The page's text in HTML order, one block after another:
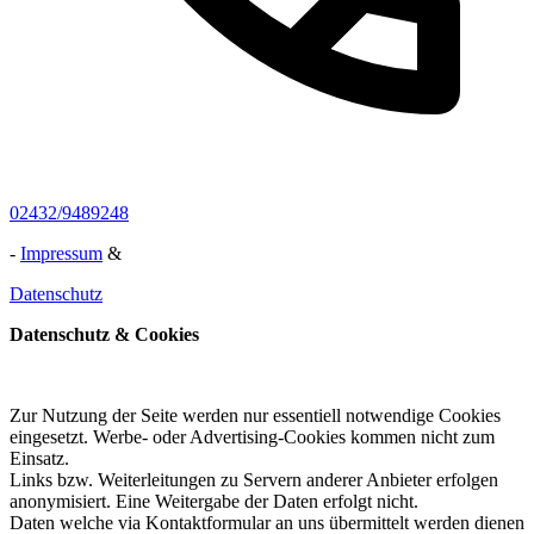
02432/9489248
- Impressum &
Datenschutz
Datenschutz & Cookies
Zur Nutzung der Seite werden nur essentiell notwendige Cookies
eingesetzt. Werbe- oder Advertising-Cookies kommen nicht zum
Einsatz.
Links bzw. Weiterleitungen zu Servern anderer Anbieter erfolgen
anonymisiert. Eine Weitergabe der Daten erfolgt nicht.
Daten welche via Kontaktformular an uns übermittelt werden dienen